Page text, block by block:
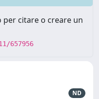
citare o creare un
657956
ND